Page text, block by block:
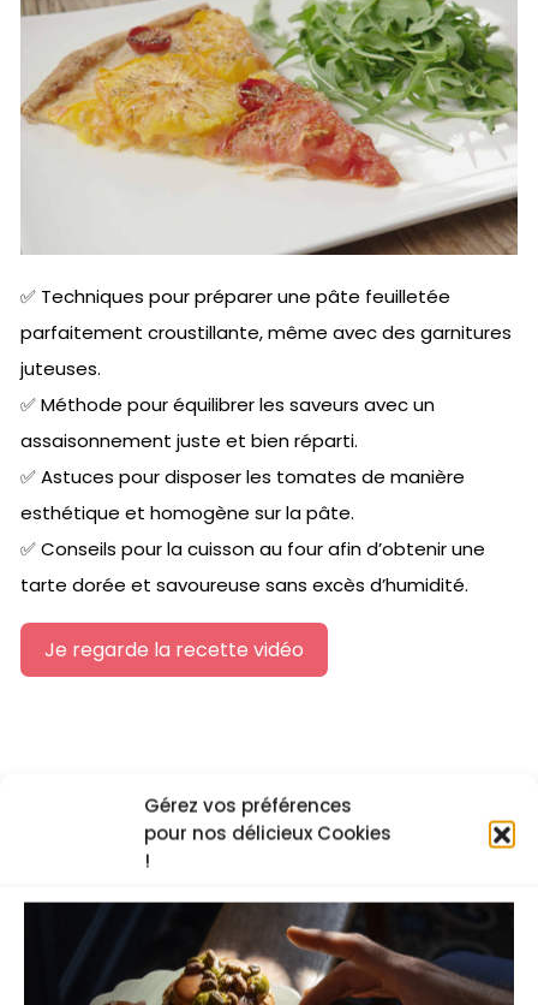
Gérez vos préférences
pour nos délicieux Cookies
!
✅ Techniques pour préparer une pâte feuilletée
parfaitement croustillante, même avec des garnitures
juteuses.
✅ Méthode pour équilibrer les saveurs avec un
assaisonnement juste et bien réparti.
✅ Astuces pour disposer les tomates de manière
esthétique et homogène sur la pâte.
✅ Conseils pour la cuisson au four afin d’obtenir une
tarte dorée et savoureuse sans excès d’humidité.
Je regarde la recette vidéo
Les cours en ligne du chef